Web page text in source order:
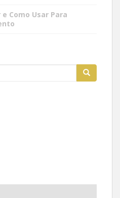
e Como Usar Para